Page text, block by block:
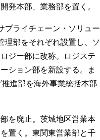
発本部、業務部を置く。
プライチェーン・ソリュー
理部をそれぞれ設置し、ソ
ジー部に改称。ロジステ
ション部を新設する。ま
進部を海外事業統括本部
を廃止。茨城地区営業本
置く。東関東営業部と千